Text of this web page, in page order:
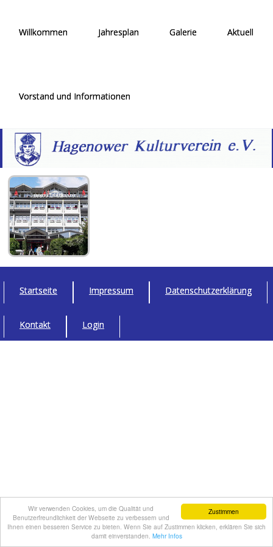
Zustimmen
Wir verwenden Cookies, um die Qualität und
Benutzerfreundlichkeit der Webseite zu verbessern und
Ihnen einen besseren Service zu bieten. Wenn Sie auf Zustimmen klicken, erklären Sie sich
damit einverstanden. Mehr Infos
Willkommen Jahresplan Galerie Aktuell
Vorstand und Informationen
Startseite Impressum Datenschutzerklärung
Kontakt Login